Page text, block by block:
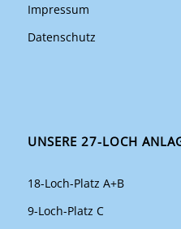
Impressum
Datenschutz
UNSERE 27-LOCH
18-Loch-Platz A+B
9-Loch-Platz C